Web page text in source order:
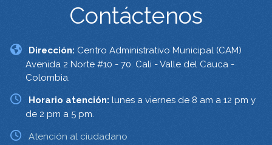
Contáctenos
Dirección: Centro Administrativo Municipal (CAM)
Avenida 2 Norte #10 - 70. Cali - Valle del Cauca -
Colombia.
Horario atención: lunes a viernes de 8 am a 12 pm y
de 2 pm a 5 pm.
Atención al ciudadano